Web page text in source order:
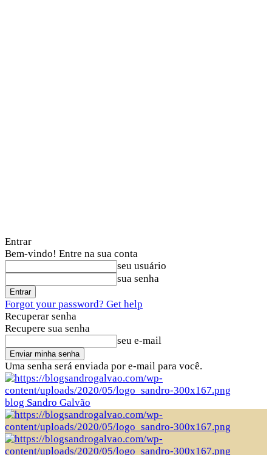
Entrar
Bem-vindo! Entre na sua conta
seu usuário
sua senha
Forgot your password? Get help
Recuperar senha
Recupere sua senha
seu e-mail
Uma senha será enviada por e-mail para você.
blog Sandro Galvão